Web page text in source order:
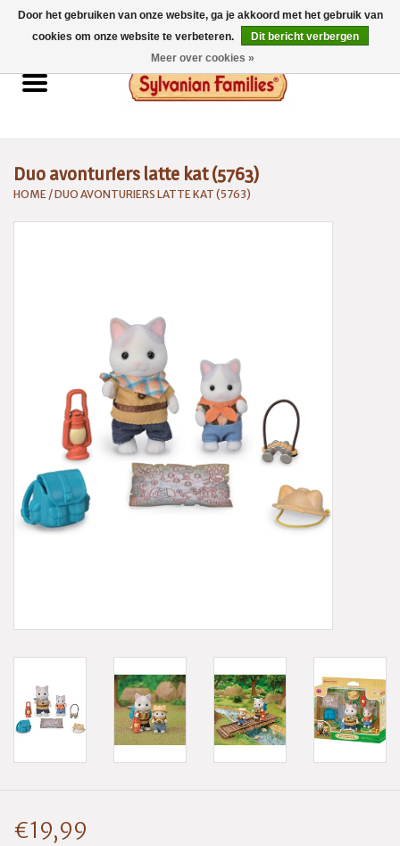
0 Artikelen - €0,00
Home
Catalogus 2026
Duo avonturiers latte kat (5763)
HOME /DUO AVONTURIERS LATTE KAT (5763)
€19,99
Door het gebruiken van onze website, ga je akkoord met het gebruik van
cookies om onze website te verbeteren.
Dit bericht verbergen
Meer over cookies »